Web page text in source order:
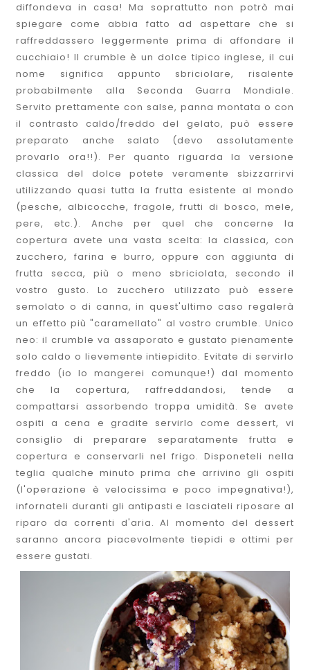
diffondeva in casa! Ma soprattutto non potrò mai
spiegare come abbia fatto ad aspettare che si
raffreddassero leggermente prima di affondare il
cucchiaio! Il crumble è un dolce tipico inglese, il cui
nome significa appunto sbriciolare, risalente
probabilmente alla Seconda Guarra Mondiale.
Servito prettamente con salse, panna montata o con
il contrasto caldo/freddo del gelato, può essere
preparato anche salato (devo assolutamente
provarlo ora!!). Per quanto riguarda la versione
classica del dolce potete veramente sbizzarrirvi
utilizzando quasi tutta la frutta esistente al mondo
(pesche, albicocche, fragole, frutti di bosco, mele,
pere, etc.). Anche per quel che concerne la
copertura avete una vasta scelta: la classica, con
zucchero, farina e burro, oppure con aggiunta di
frutta secca, più o meno sbriciolata, secondo il
vostro gusto. Lo zucchero utilizzato può essere
semolato o di canna, in quest'ultimo caso regalerà
un effetto più "caramellato" al vostro crumble. Unico
neo: il crumble va assaporato e gustato pienamente
solo caldo o lievemente intiepidito. Evitate di servirlo
freddo (io lo mangerei comunque!) dal momento
che la copertura, raffreddandosi, tende a
compattarsi assorbendo troppa umidità. Se avete
ospiti a cena e gradite servirlo come dessert, vi
consiglio di preparare separatamente frutta e
copertura e conservarli nel frigo. Disponeteli nella
teglia qualche minuto prima che arrivino gli ospiti
(l'operazione è velocissima e poco impegnativa!),
infornateli duranti gli antipasti e lasciateli riposare al
riparo da correnti d'aria. Al momento del dessert
saranno ancora piacevolmente tiepidi e ottimi per
essere gustati.